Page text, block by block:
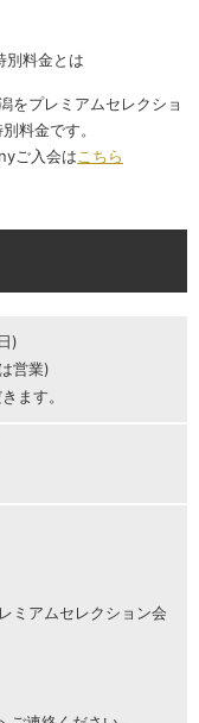
別料金とは
をプレミアムセレクショ
料金です。
ご入会はこちら
)
営業)
ます。
ミアムセレクション会